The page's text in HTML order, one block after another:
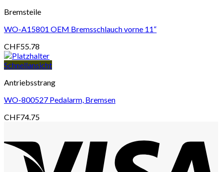
Bremsteile
WO-A15801 OEM Bremsschlauch vorne 11“
CHF55.78
Schnellansicht
Antriebsstrang
WO-800527 Pedalarm, Bremsen
CHF74.75